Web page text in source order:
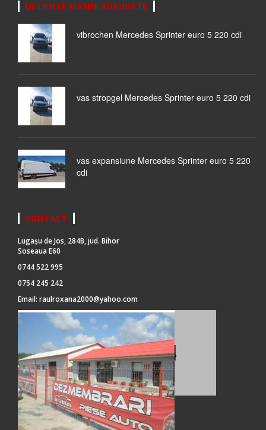
ULTIMELE MASINI ADAUGATE
vibrochen Mercedes Sprinter euro 5 220 cdi
vas stropgel Mercedes Sprinter euro 5 220 cdi
vas expansiune Mercedes Sprinter euro 5 220
cdi
CONTACT
Lugașu de Jos, 284B, jud. Bihor
Soseaua E60
0744 522 995
0754 245 242
Email: raulroxana2000@yahoo.com